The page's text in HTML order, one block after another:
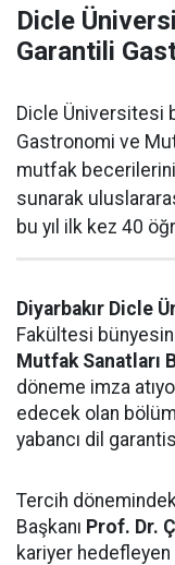
Dicle
Garantili
Dicle Üniversitesi
Gastronomi ve
mutfak
sunarak
bu yıl ilk kez 40
Diyarbakır Dicle
Fakültesi
Mutfak Sanatları
döneme imza
edecek olan
yabancı dil
Tercih
Başkanı Prof. Dr.
kariyer